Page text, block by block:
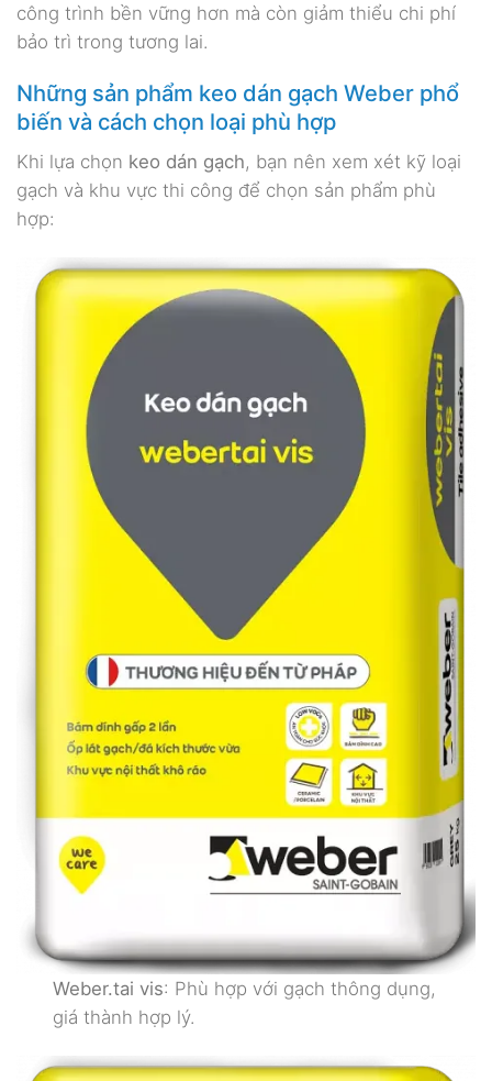
công trình bền vững hơn mà còn giảm thiểu chi phí
bảo trì trong tương lai.
Những sản phẩm keo dán gạch Weber phổ
biến và cách chọn loại phù hợp
Khi lựa chọn keo dán gạch, bạn nên xem xét kỹ loại
gạch và khu vực thi công để chọn sản phẩm phù
hợp:
Weber.tai vis: Phù hợp với gạch thông dụng,
giá thành hợp lý.